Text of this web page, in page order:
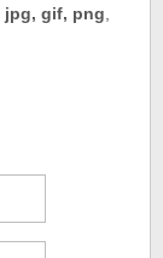
jpg, gif, png